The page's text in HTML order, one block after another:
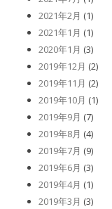
2021年2月 (1)
2021年1月 (1)
2020年1月 (3)
2019年12月 (2)
2019年11月 (2)
2019年10月 (1)
2019年9月 (7)
2019年8月 (4)
2019年7月 (9)
2019年6月 (3)
2019年4月 (1)
2019年3月 (3)